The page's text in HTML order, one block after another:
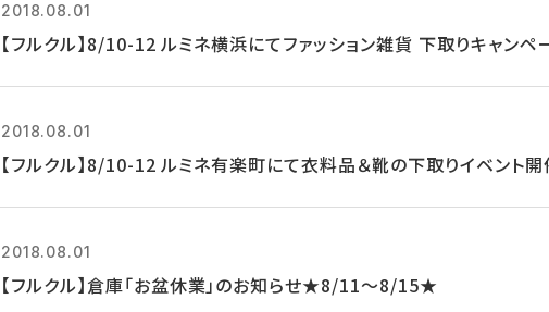
2018.08.01
【フルクル】8/10-12 ルミネ横浜にてファッション雑貨 下取りキャンペ
2018.08.01
【フルクル】8/10-12 ルミネ有楽町にて衣料品＆靴の下取りイベント開
2018.08.01
【フルクル】倉庫「お盆休業」のお知らせ★8/11～8/15★